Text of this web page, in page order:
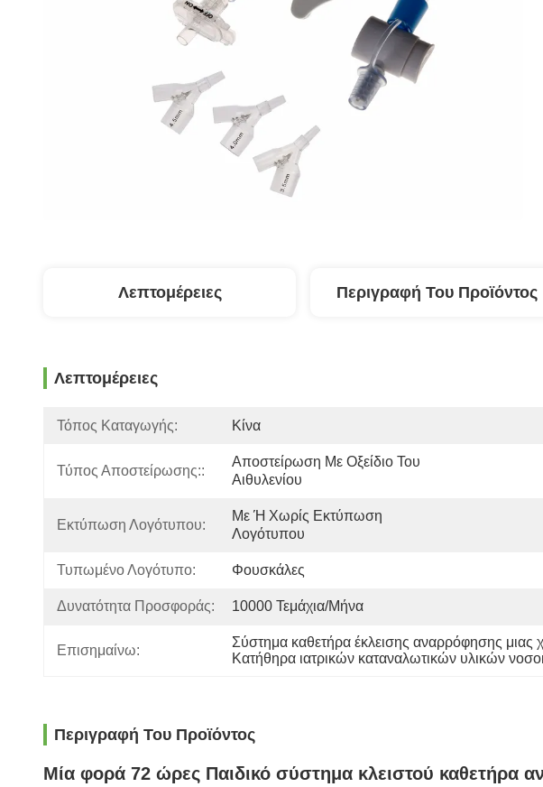
Λεπτομέρειες Περιγραφή Του Προϊόντος
Λεπτομέρειες
Τόπος Καταγωγής: Κίνα
Τύπος Αποστείρωσης::
Αποστείρωση Με Οξείδιο Του
Αιθυλενίου
Εκτύπωση Λογότυπου:
Με Ή Χωρίς Εκτύπωση
Λογότυπου
Τυπωμένο Λογότυπο: Φουσκάλες
Δυνατότητα Προσφοράς: 10000 Τεμάχια/μήνα
Επισημαίνω:
Σύστημα καθετήρα έκλεισης αναρρόφησης μιας
Κατήθηρα ιατρικών καταναλωτικών υλικών
Περιγραφή Του Προϊόντος
Μία φορά 72 ώρες Παιδικό σύστημα κλειστού καθετήρα